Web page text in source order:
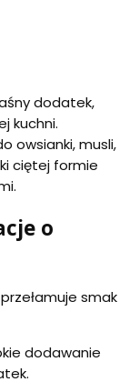
dodatek,
kuchni.
owsianki, musli,
ciętej formie
o
smak
dodawanie